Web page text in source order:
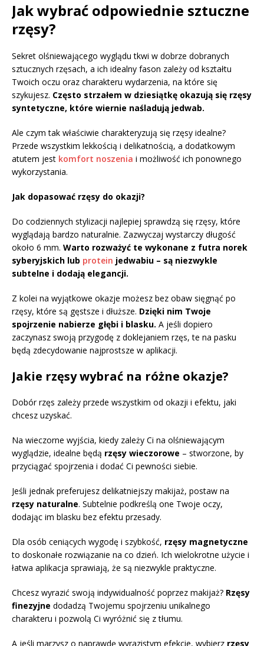
Jak wybrać odpowiednie sztuczne
rzęsy?
Sekret olśniewającego wyglądu tkwi w dobrze dobranych
sztucznych rzęsach, a ich idealny fason zależy od kształtu
Twoich oczu oraz charakteru wydarzenia, na które się
szykujesz. Często strzałem w dziesiątkę okazują się rzęsy
syntetyczne, które wiernie naśladują jedwab.
Ale czym tak właściwie charakteryzują się rzęsy idealne?
Przede wszystkim lekkością i delikatnością, a dodatkowym
atutem jest komfort noszenia i możliwość ich ponownego
wykorzystania.
Jak dopasować rzęsy do okazji?
Do codziennych stylizacji najlepiej sprawdzą się rzęsy, które
wyglądają bardzo naturalnie. Zazwyczaj wystarczy długość
około 6 mm. Warto rozważyć te wykonane z futra norek
syberyjskich lub protein jedwabiu – są niezwykle
subtelne i dodają elegancji.
Z kolei na wyjątkowe okazje możesz bez obaw sięgnąć po
rzęsy, które są gęstsze i dłuższe. Dzięki nim Twoje
spojrzenie nabierze głębi i blasku. A jeśli dopiero
zaczynasz swoją przygodę z doklejaniem rzęs, te na pasku
będą zdecydowanie najprostsze w aplikacji.
Jakie rzęsy wybrać na różne okazje?
Dobór rzęs zależy przede wszystkim od okazji i efektu, jaki
chcesz uzyskać.
Na wieczorne wyjścia, kiedy zależy Ci na olśniewającym
wyglądzie, idealne będą rzęsy wieczorowe – stworzone, by
przyciągać spojrzenia i dodać Ci pewności siebie.
Jeśli jednak preferujesz delikatniejszy makijaż, postaw na
rzęsy naturalne. Subtelnie podkreślą one Twoje oczy,
dodając im blasku bez efektu przesady.
Dla osób ceniących wygodę i szybkość, rzęsy magnetyczne
to doskonałe rozwiązanie na co dzień. Ich wielokrotne użycie i
łatwa aplikacja sprawiają, że są niezwykle praktyczne.
Chcesz wyrazić swoją indywidualność poprzez makijaż? Rzęsy
finezyjne dodadzą Twojemu spojrzeniu unikalnego
charakteru i pozwolą Ci wyróżnić się z tłumu.
A jeśli marzysz o naprawdę wyrazistym efekcie, wybierz rzęsy